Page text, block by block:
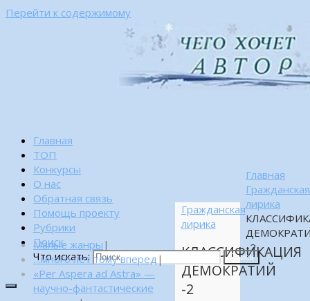
Перейти к содержимому
Главная
ТОП
Конкурсы
О нас
Обратная связь
Помощь проекту
Рубрики
Поиск
Что искать:
Поиск
Главная
Гражданская
лирика
-2
Гражданская
лирика
КЛАССИФИКАЦИЯ
ДЕМОКРАТИЙ
-2
Малые жанры |
…много лет тому вперед |
«Per Aspera ad Astra» —
научно-фантастические